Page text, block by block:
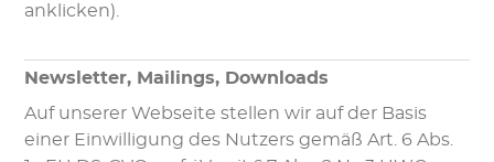
anklicken).
Newsletter, Mailings, Downloads
Auf unserer Webseite stellen wir auf der Basis
einer Einwilligung des Nutzers gemäß Art. 6 Abs.